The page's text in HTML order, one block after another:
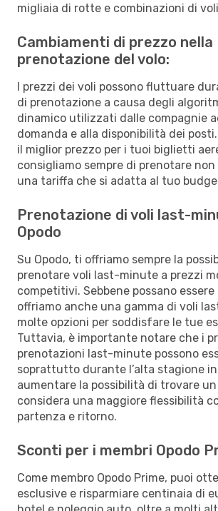
migliaia di rotte e combinazioni di
Cambiamenti di prezzo nella
prenotazione del volo:
I prezzi dei voli possono fluttuare
di prenotazione a causa degli
dinamico utilizzati dalle compagnie
domanda e alla disponibilità dei
il miglior prezzo per i tuoi biglietti
consigliamo sempre di prenotare
una tariffa che si adatta al tuo
Prenotazione di voli last-
Opodo
Su Opodo, ti offriamo sempre la
prenotare voli last-minute a prezzi
competitivi. Sebbene possano
offriamo anche una gamma di voli
molte opzioni per soddisfare le tue
Tuttavia, è importante notare che i
prenotazioni last-minute possono
soprattutto durante l’alta stagione in
aumentare la possibilità di trovare
considera una maggiore flessibilità
partenza e ritorno.
Sconti per i membri Opodo
Come membro Opodo Prime, puoi
esclusive e risparmiare centinaia di